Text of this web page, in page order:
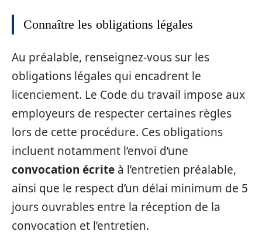
Connaître les obligations légales
Au préalable, renseignez-vous sur les
obligations légales qui encadrent le
licenciement. Le Code du travail impose aux
employeurs de respecter certaines règles
lors de cette procédure. Ces obligations
incluent notamment l’envoi d’une
convocation écrite à l’entretien préalable,
ainsi que le respect d’un délai minimum de 5
jours ouvrables entre la réception de la
convocation et l’entretien.